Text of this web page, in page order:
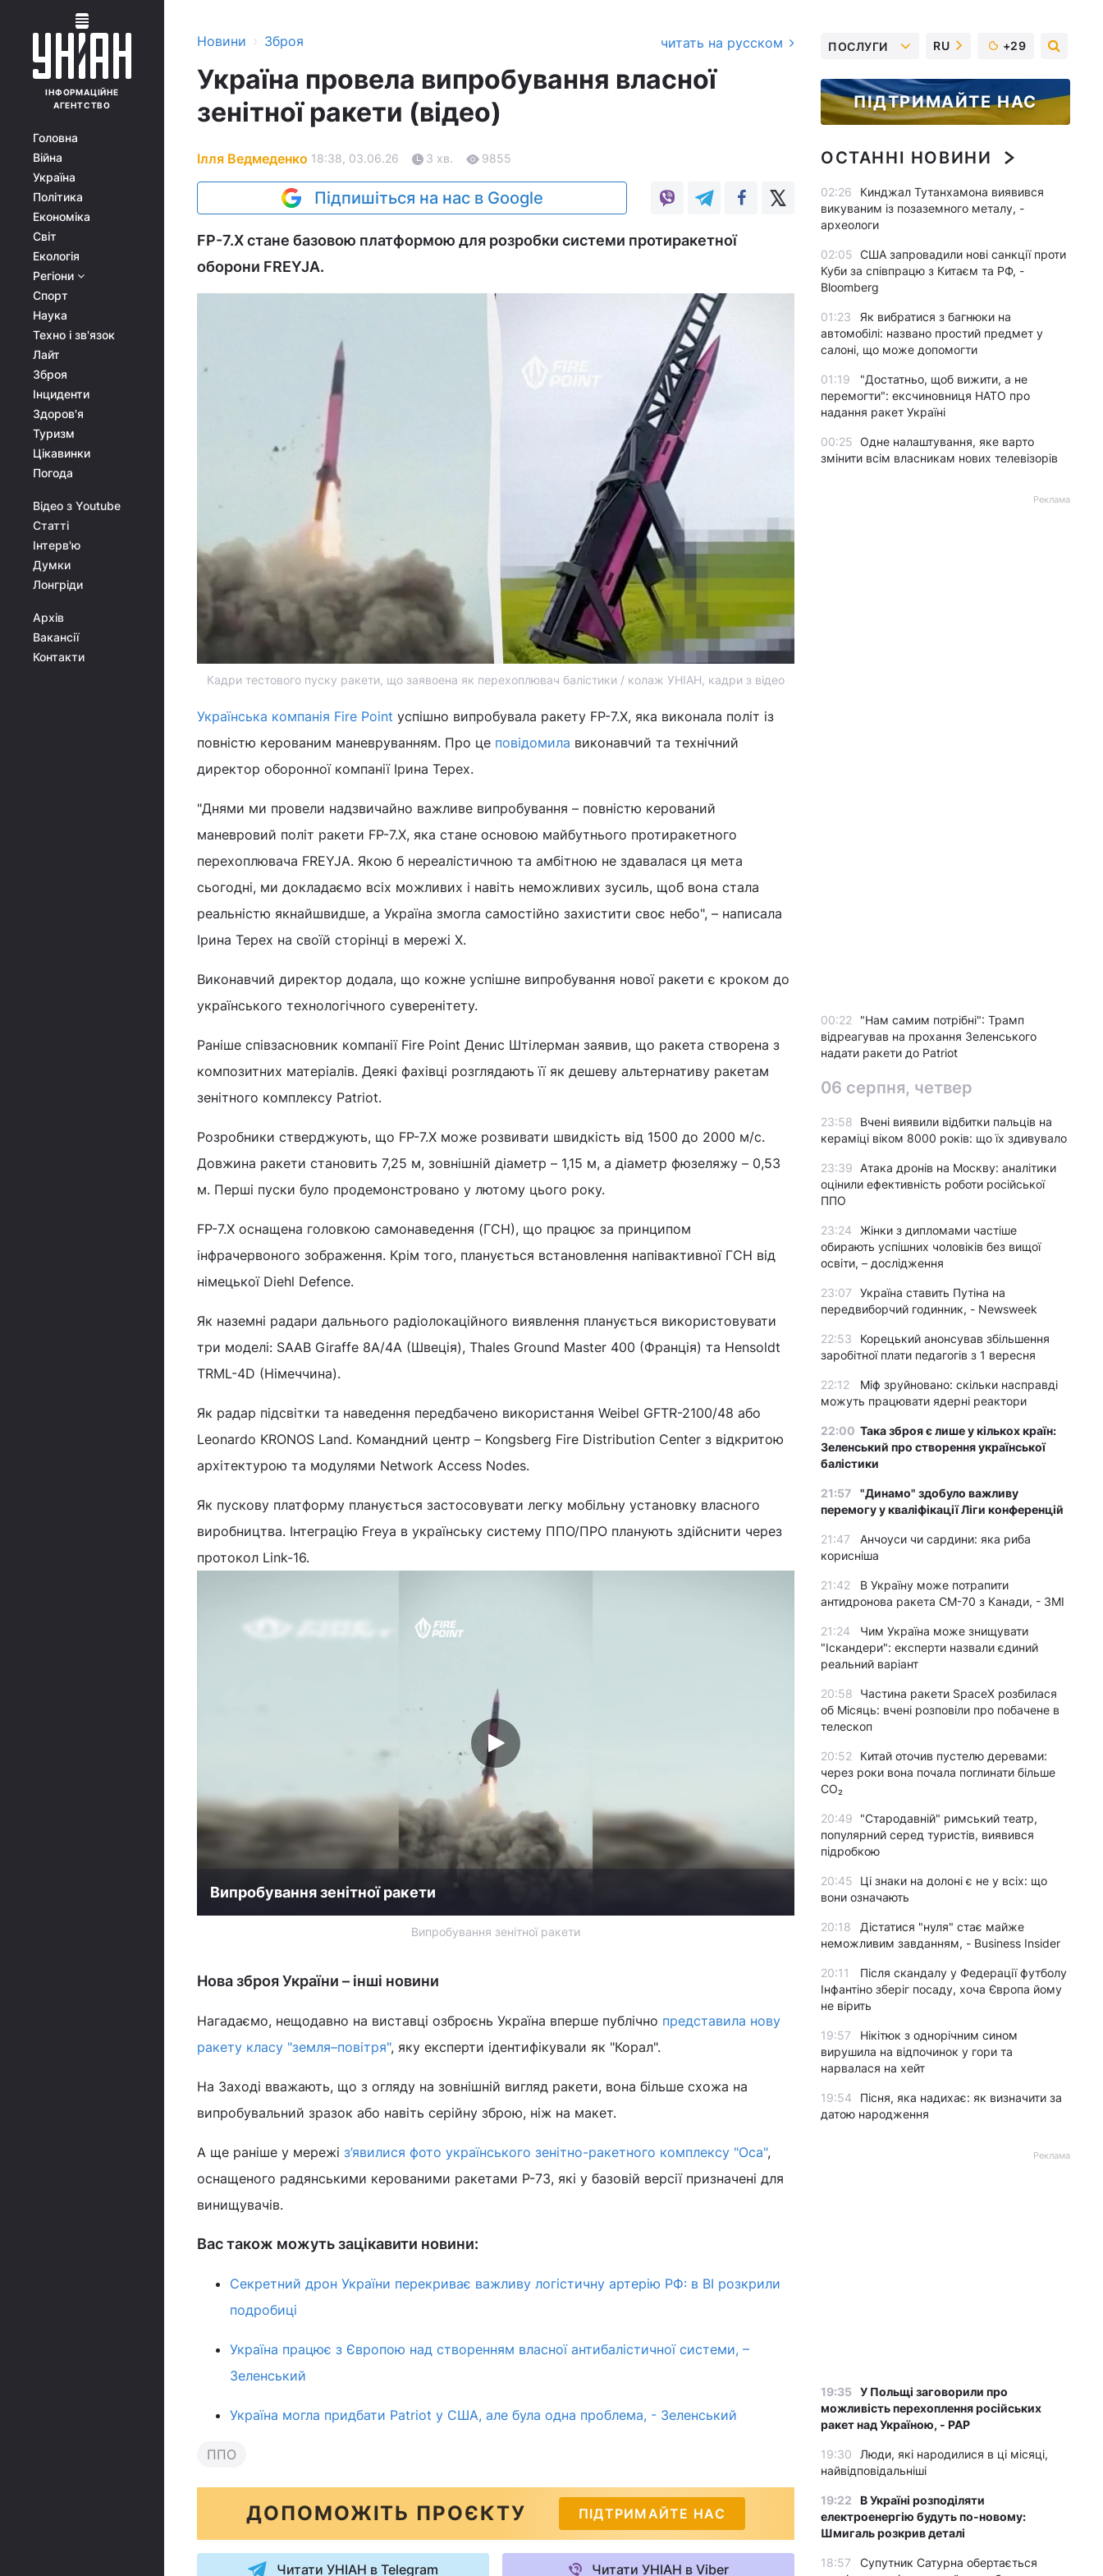
ІНФОРМАЦІЙНЕ
АГЕНТСТВО
Головна
Війна
Україна
Політика
Економіка
Світ
Екологія
Регіони
Спорт
Наука
Техно і зв'язок
Лайт
Зброя
Інциденти
Здоров'я
Туризм
Цікавинки
Погода
Відео з Youtube
Статті
Інтерв'ю
Думки
Лонгріди
Архів
Вакансії
Контакти
Новини › Зброя читать на русском
Україна провела випробування власної
зенітної ракети (відео)
Ілля Ведмеденко 18:38, 03.06.26 3 хв. 9855
Підпишіться на нас в Google
FP-7.X стане базовою платформою для розробки системи протиракетної
оборони FREYJA.
Кадри тестового пуску ракети, що заявоена як перехоплювач балістики / колаж УНІАН, кадри з відео
Українська компанія Fire Point успішно випробувала ракету FP-7.X, яка виконала політ із
повністю керованим маневруванням. Про це повідомила виконавчий та технічний
директор оборонної компанії Ірина Терех.
"Днями ми провели надзвичайно важливе випробування – повністю керований
маневровий політ ракети FP-7.X, яка стане основою майбутнього протиракетного
перехоплювача FREYJA. Якою б нереалістичною та амбітною не здавалася ця мета
сьогодні, ми докладаємо всіх можливих і навіть неможливих зусиль, щоб вона стала
реальністю якнайшвидше, а Україна змогла самостійно захистити своє небо", – написала
Ірина Терех на своїй сторінці в мережі X.
Виконавчий директор додала, що кожне успішне випробування нової ракети є кроком до
українського технологічного суверенітету.
Раніше співзасновник компанії Fire Point Денис Штілерман заявив, що ракета створена з
композитних матеріалів. Деякі фахівці розглядають її як дешеву альтернативу ракетам
зенітного комплексу Patriot.
Розробники стверджують, що FP-7.X може розвивати швидкість від 1500 до 2000 м/с.
Довжина ракети становить 7,25 м, зовнішній діаметр – 1,15 м, а діаметр фюзеляжу – 0,53
м. Перші пуски було продемонстровано у лютому цього року.
FP-7.X оснащена головкою самонаведення (ГСН), що працює за принципом
інфрачервоного зображення. Крім того, планується встановлення напівактивної ГСН від
німецької Diehl Defence.
Як наземні радари дальнього радіолокаційного виявлення планується використовувати
три моделі: SAAB Giraffe 8A/4A (Швеція), Thales Ground Master 400 (Франція) та Hensoldt
TRML-4D (Німеччина).
Як радар підсвітки та наведення передбачено використання Weibel GFTR-2100/48 або
Leonardo KRONOS Land. Командний центр – Kongsberg Fire Distribution Center з відкритою
архітектурою та модулями Network Access Nodes.
Як пускову платформу планується застосовувати легку мобільну установку власного
виробництва. Інтеграцію Freya в українську систему ППО/ПРО планують здійснити через
протокол Link-16.
Випробування зенітної ракети
Випробування зенітної ракети
Нова зброя України – інші новини
Нагадаємо, нещодавно на виставці озброєнь Україна вперше публічно представила нову
ракету класу "земля–повітря", яку експерти ідентифікували як "Корал".
На Заході вважають, що з огляду на зовнішній вигляд ракети, вона більше схожа на
випробувальний зразок або навіть серійну зброю, ніж на макет.
А ще раніше у мережі з’явилися фото українського зенітно-ракетного комплексу "Оса",
оснащеного радянськими керованими ракетами Р-73, які у базовій версії призначені для
винищувачів.
Вас також можуть зацікавити новини:
Секретний дрон України перекриває важливу логістичну артерію РФ: в BI розкрили
подробиці
Україна працює з Європою над створенням власної антибалістичної системи, –
Зеленський
Україна могла придбати Patriot у США, але була одна проблема, - Зеленський
ППО
ДОПОМОЖІТЬ ПРОЄКТУ ПІДТРИМАЙТЕ НАС
Читати УНІАН в Telegram Читати УНІАН в Viber
ПОСЛУГИ RU +29
ПІДТРИМАЙТЕ НАС
ОСТАННІ НОВИНИ
02:26
Кинджал Тутанхамона виявився
викуваним із позаземного металу, -
археологи
02:05 США запровадили нові санкції проти
Куби за співпрацю з Китаєм та РФ, -
Bloomberg
01:23
Як вибратися з багнюки на
автомобілі: названо простий предмет у
салоні, що може допомогти
01:19
"Достатньо, щоб вижити, а не
перемогти": ексчиновниця НАТО про
надання ракет Україні
00:25 Одне налаштування, яке варто
змінити всім власникам нових телевізорів
Реклама
00:22
"Нам самим потрібні": Трамп
відреагував на прохання Зеленського
надати ракети до Patriot
06 серпня, четвер
23:58
Вчені виявили відбитки пальців на
кераміці віком 8000 років: що їх здивувало
23:39
Атака дронів на Москву: аналітики
оцінили ефективність роботи російської
ППО
23:24
Жінки з дипломами частіше
обирають успішних чоловіків без вищої
освіти, – дослідження
23:07
Україна ставить Путіна на
передвиборчий годинник, - Newsweek
22:53
Корецький анонсував збільшення
заробітної плати педагогів з 1 вересня
22:12
Міф зруйновано: скільки насправді
можуть працювати ядерні реактори
22:00 Така зброя є лише у кількох країн:
Зеленський про створення української
балістики
21:57
"Динамо" здобуло важливу
перемогу у кваліфікації Ліги конференцій
21:47
Анчоуси чи сардини: яка риба
корисніша
21:42
В Україну може потрапити
антидронова ракета CM-70 з Канади, - ЗМІ
21:24
Чим Україна може знищувати
"Іскандери": експерти назвали єдиний
реальний варіант
20:58
Частина ракети SpaceX розбилася
об Місяць: вчені розповіли про побачене в
телескоп
20:52
Китай оточив пустелю деревами:
через роки вона почала поглинати більше
CO₂
20:49
"Стародавній" римський театр,
популярний серед туристів, виявився
підробкою
20:45
Ці знаки на долоні є не у всіх: що
вони означають
20:18
Дістатися "нуля" стає майже
неможливим завданням, - Business Insider
20:11
Після скандалу у Федерації футболу
Інфантіно зберіг посаду, хоча Європа йому
не вірить
19:57
Нікітюк з однорічним сином
вирушила на відпочинок у гори та
нарвалася на хейт
19:54
Пісня, яка надихає: як визначити за
датою народження
Реклама
19:35 У Польщі заговорили про
можливість перехоплення російських
ракет над Україною, - PAP
19:30
Люди, які народилися в ці місяці,
найвідповідальніші
19:22
В Україні розподіляти
електроенергію будуть по-новому:
Шмигаль розкрив деталі
18:57
Супутник Сатурна обертається